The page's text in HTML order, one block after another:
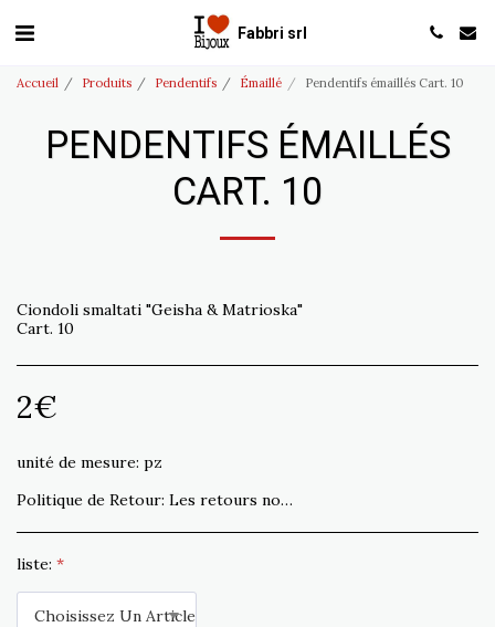
Fabbri srl
Accueil Produits Pendentifs Émaillé Pendentifs émaillés Cart. 10
PENDENTIFS ÉMAILLÉS
CART. 10
Ciondoli smaltati "Geisha & Matrioska"
Cart. 10
2€
unité de mesure: pz
Politique de Retour: Les retours non conformes à la commande sont acceptés sous 15 jours. Expédition à la charge du client
liste: *
Choisissez Un Article